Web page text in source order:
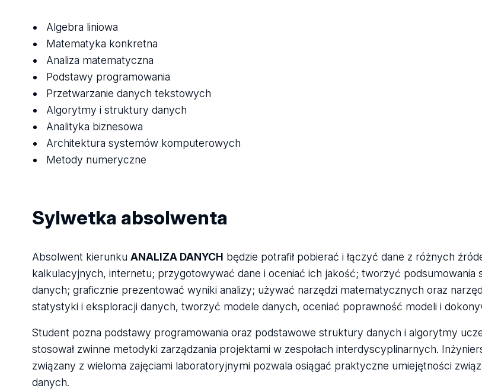
Algebra liniowa
Matematyka konkretna
Analiza matematyczna
Podstawy programowania
Przetwarzanie danych tekstowych
Algorytmy i struktury danych
Analityka biznesowa
Architektura systemów komputerowych
Metody numeryczne
Sylwetka absolwenta
Absolwent kierunku ANALIZA DANYCH będzie potrafił pobierać i łączyć dane z różnych
kalkulacyjnych, internetu; przygotowywać dane i oceniać ich jakość; tworzyć podsumowania
danych; graficznie prezentować wyniki analizy; używać narzędzi matematycznych oraz
statystyki i eksploracji danych, tworzyć modele danych, oceniać poprawność modeli i
Student pozna podstawy programowania oraz podstawowe struktury danych i algorytmy
stosował zwinne metodyki zarządzania projektami w zespołach interdyscyplinarnych.
związany z wieloma zajęciami laboratoryjnymi pozwala osiągać praktyczne umiejętności
danych.